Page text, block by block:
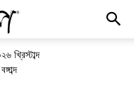
খ্রিস্টাব্দ